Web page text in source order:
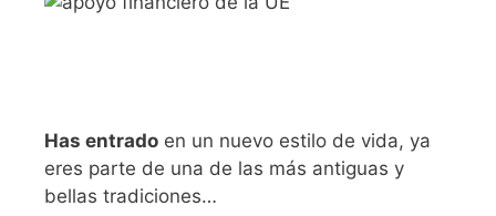
Has entrado en un nuevo estilo de vida, ya
eres parte de una de las más antiguas y
bellas tradiciones…